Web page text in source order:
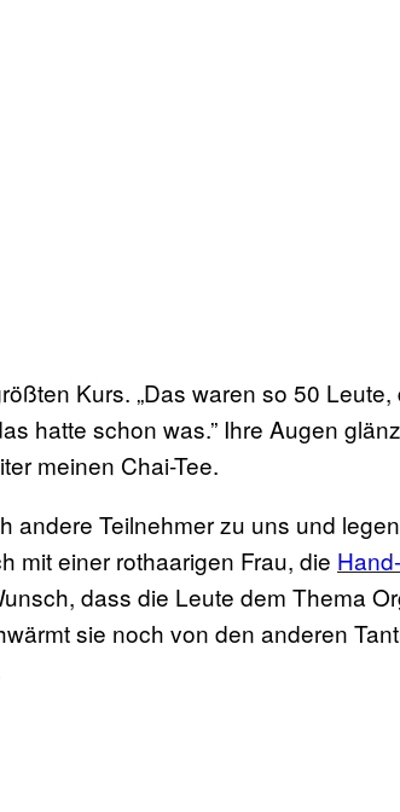
Kurs. „Das waren so 50
hatte schon was.” Ihre Augen
meinen Chai-Tee.
andere Teilnehmer zu uns und
mit einer rothaarigen Frau, die
dass die Leute dem Thema
sie noch von den anderen